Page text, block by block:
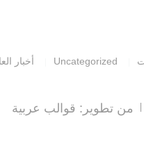
Uncategorized أخبار
من تطوير: قوالب عربية